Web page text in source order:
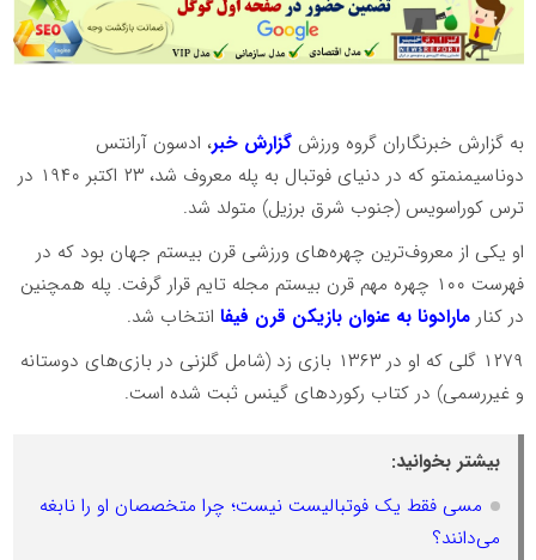
به گزارش خبرنگاران گروه ورزشگزارش خبر، ادسون آرانتس
دوناسیمنمتو که در دنیای فوتبال به پله معروف شد، ۲۳ اکتبر ۱۹۴۰ در
ترس کوراسویس (جنوب شرق برزیل) متولد شد.
او یکی از معروف‌ترین چهره‌های ورزشی قرن بیستم جهان بود که در
فهرست ۱۰۰ چهره مهم قرن بیستم مجله تایم قرار گرفت. پله همچنین
در کنار مارادونا به عنوان بازیکن قرن فیفا انتخاب شد.
۱۲۷۹ گلی که او در ۱۳۶۳ بازی زد (شامل گلزنی در بازی‌های دوستانه
و غیررسمی) در کتاب رکوردهای گینس ثبت شده است.
بیشتر بخوانید:
مسی فقط یک فوتبالیست نیست؛ چرا متخصصان او را نابغه
می‌دانند؟